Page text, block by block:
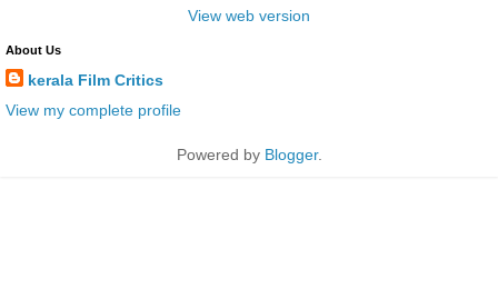
View web version
About Us
kerala Film Critics
View my complete profile
Powered by Blogger.